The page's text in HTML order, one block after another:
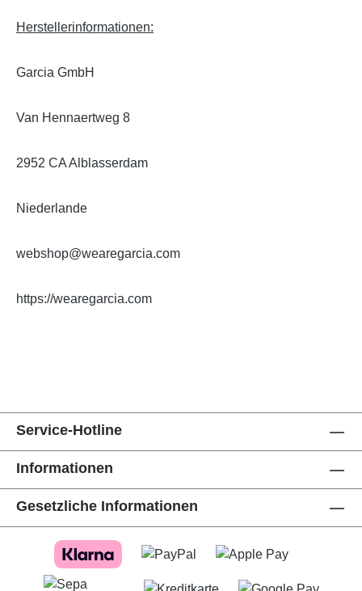
Herstellerinformationen:
Garcia GmbH
Van Hennaertweg 8
2952 CA Alblasserdam
Niederlande
webshop@wearegarcia.com
https://wearegarcia.com
Service-Hotline
Informationen
Gesetzliche Informationen